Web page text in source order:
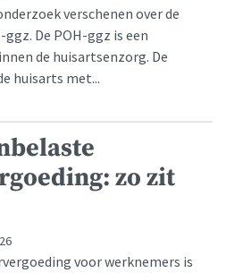
verschenen over de
De POH-ggz is een
de huisartsenzorg. De
huisarts met...
zo zit
voor werknemers is